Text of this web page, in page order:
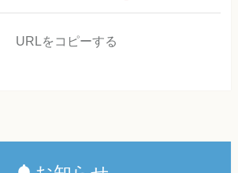
URLをコピーする